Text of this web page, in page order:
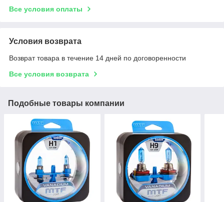
Все условия оплаты
Условия возврата
Возврат товара в течение 14 дней по договоренности
Все условия возврата
Подобные товары компании